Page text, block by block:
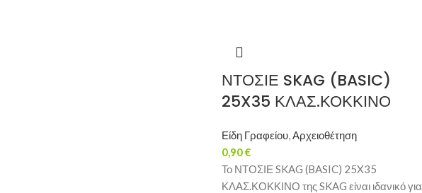
ΝΤΟΣΙΕ SKAG (BASIC)
25X35 ΚΛΑΣ.ΚΟΚΚΙΝΟ
Είδη Γραφείου,Αρχειοθέτηση
0,90€
Το ΝΤΟΣΙΕ SKAG (BASIC) 25X35
ΚΛΑΣ.ΚΟΚΚΙΝΟ της SKAG είναι ιδανικό για